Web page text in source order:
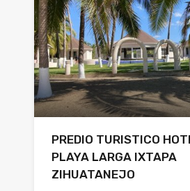
PREDIO TURISTICO
PLAYA LARGA IXTAPA
ZIHUATANEJO